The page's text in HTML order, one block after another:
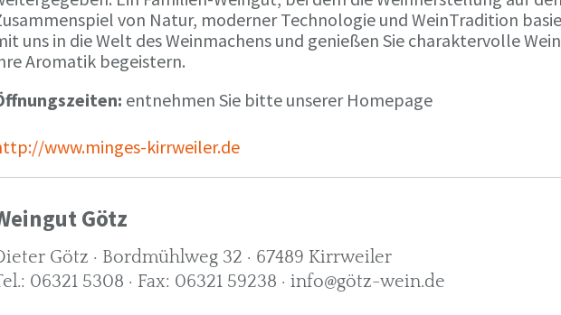
von Natur, moderner Technologie und WeinTradition
uns in die Welt des Weinmachens und genießen Sie charaktervolle
Aromatik begeistern.
entnehmen Sie bitte unserer Homepage
www.minges-kirrweiler.de
Götz
Götz · Bordmühlweg 32 · 67489 Kirrweiler
06321 5308 · Fax: 06321 59238 · info@götz-wein.de